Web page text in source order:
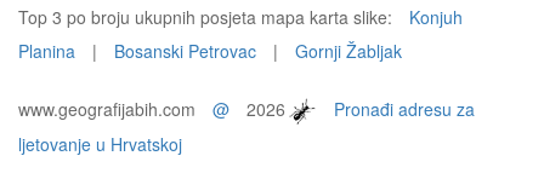
Top 3 po broju ukupnih posjeta mapa karta slike:
Konjuh
Planina
| Bosanski Petrovac | Gornji Žabljak
www.geografijabih.com @ 2026
Pronađi adresu za
ljetovanje u Hrvatskoj